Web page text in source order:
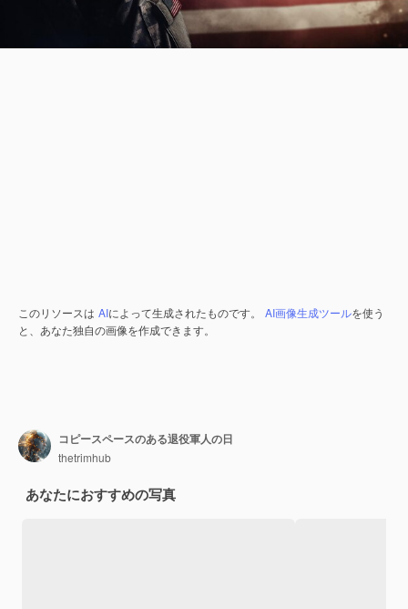
このリソースは AIによって生成されたものです。 AI画像生成ツールを使う
と、あなた独自の画像を作成できます。
コピースペースのある退役軍人の日
thetrimhub
あなたにおすすめの写真